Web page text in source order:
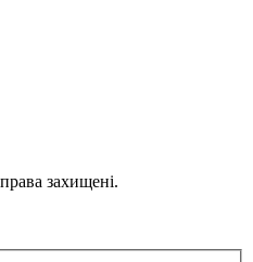
захищені.